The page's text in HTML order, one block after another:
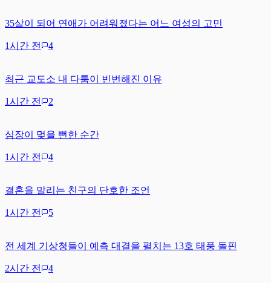
35살이 되어 연애가 어려워졌다는 어느 여성의 고민
1시간 전 4
최근 교도소 내 다툼이 빈번해진 이유
1시간 전 2
심장이 멎을 뻔한 순간
1시간 전 4
결혼을 말리는 친구의 단호한 조언
1시간 전 5
전 세계 기상청들이 예측 대결을 펼치는 13호 태풍 돌핀
2시간 전 4